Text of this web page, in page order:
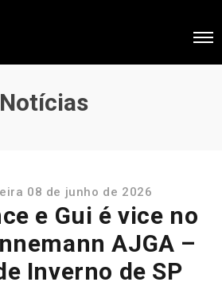
Notícias
08 de junho de 2026
e Gui é vice no
AJGA –
Inverno de SP